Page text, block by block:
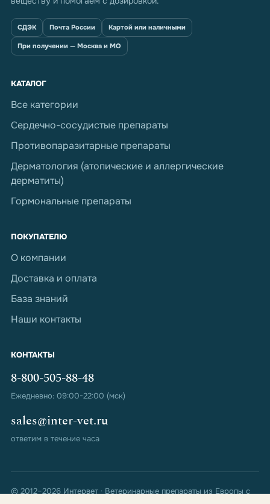
СДЭК Почта России Картой или наличными
При получении — Москва и МО
КАТАЛОГ
Все категории
Сердечно-сосудистые препараты
Противопаразитарные препараты
Дерматология (атопические и аллергические
дерматиты)
Гормональные препараты
ПОКУПАТЕЛЮ
О компании
Доставка и оплата
База знаний
Наши контакты
КОНТАКТЫ
8-800-505-88-48
Ежедневно: 09:00-22:00 (мск)
sales@inter-vet.ru
ответим в течение часа
© 2012–2026 Интервет · Ветеринарные препараты из Европы с